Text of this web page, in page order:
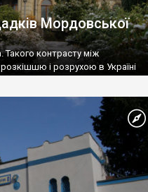
Мордовської
Такого контрасту між
розкішшю і розрухою в Україні